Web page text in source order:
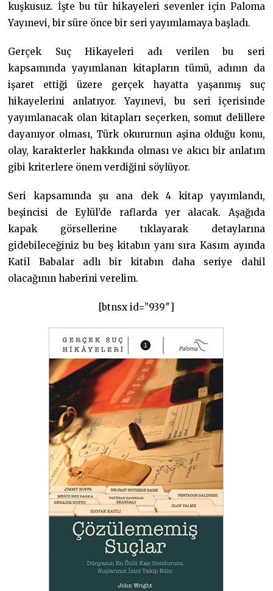
kuşkusuz. İşte bu tür hikayeleri sevenler için Paloma
Yayınevi, bir süre önce bir seri yayımlamaya başladı.
Gerçek Suç Hikayeleri adı verilen bu seri
kapsamında yayımlanan kitapların tümü, adının da
işaret ettiği üzere gerçek hayatta yaşanmış suç
hikayelerini anlatıyor. Yayınevi, bu seri içerisinde
yayımlanacak olan kitapları seçerken, somut delillere
dayanıyor olması, Türk okururnun aşina olduğu konu,
olay, karakterler hakkında olması ve akıcı bir anlatım
gibi kriterlere önem verdiğini söylüyor.
Seri kapsamında şu ana dek 4 kitap yayımlandı,
beşincisi de Eylül’de raflarda yer alacak. Aşağıda
kapak görsellerine tıklayarak detaylarına
gidebileceğiniz bu beş kitabın yanı sıra Kasım ayında
Katil Babalar adlı bir kitabın daha seriye dahil
olacağının haberini verelim.
[btnsx id=”939″]